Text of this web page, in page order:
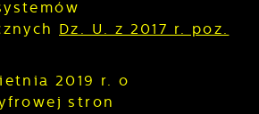
Dz. U. z 2017 r. poz.
2019 r. o
stron